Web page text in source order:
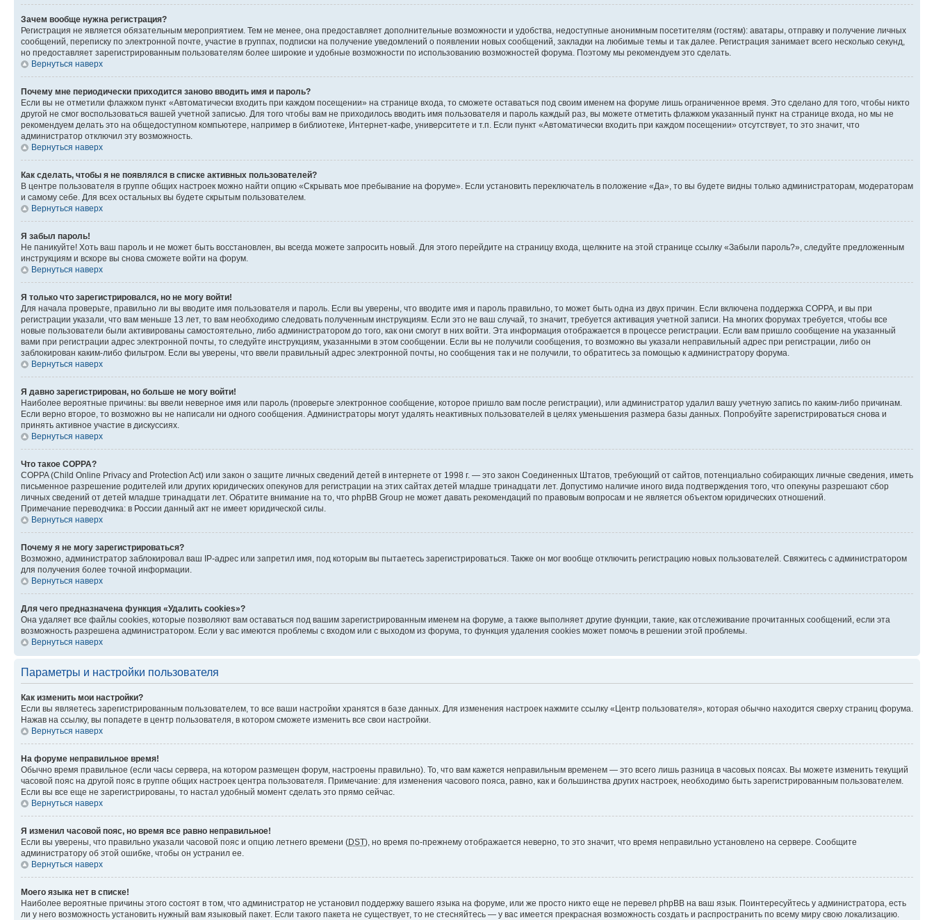
Зачем вообще нужна регистрация?
Регистрация не является обязательным мероприятием. Тем не менее, она предоставляет дополнительные возможности и удобства, недоступные анонимным посетителям (гостям): аватары, отправку и получение личных
сообщений, переписку по электронной почте, участие в группах, подписки на получение уведомлений о появлении новых сообщений, закладки на любимые темы и так далее. Регистрация занимает всего несколько секунд,
но предоставляет зарегистрированным пользователям более широкие и удобные возможности по использованию возможностей форума. Поэтому мы рекомендуем это сделать.
Вернуться наверх
Почему мне периодически приходится заново вводить имя и пароль?
Если вы не отметили флажком пункт «Автоматически входить при каждом посещении» на странице входа, то сможете оставаться под своим именем на форуме лишь ограниченное время. Это сделано для того, чтобы никто
другой не смог воспользоваться вашей учетной записью. Для того чтобы вам не приходилось вводить имя пользователя и пароль каждый раз, вы можете отметить флажком указанный пункт на странице входа, но мы не
рекомендуем делать это на общедоступном компьютере, например в библиотеке, Интернет-кафе, университете и т.п. Если пункт «Автоматически входить при каждом посещении» отсутствует, то это значит, что
администратор отключил эту возможность.
Вернуться наверх
Как сделать, чтобы я не появлялся в списке активных пользователей?
В центре пользователя в группе общих настроек можно найти опцию «Скрывать мое пребывание на форуме». Если установить переключатель в положение «Да», то вы будете видны только администраторам, модераторам
и самому себе. Для всех остальных вы будете скрытым пользователем.
Вернуться наверх
Я забыл пароль!
Не паникуйте! Хоть ваш пароль и не может быть восстановлен, вы всегда можете запросить новый. Для этого перейдите на страницу входа, щелкните на этой странице ссылку «Забыли пароль?», следуйте предложенным
инструкциям и вскоре вы снова сможете войти на форум.
Вернуться наверх
Я только что зарегистрировался, но не могу войти!
Для начала проверьте, правильно ли вы вводите имя пользователя и пароль. Если вы уверены, что вводите имя и пароль правильно, то может быть одна из двух причин. Если включена поддержка COPPA, и вы при
регистрации указали, что вам меньше 13 лет, то вам необходимо следовать полученным инструкциям. Если это не ваш случай, то значит, требуется активация учетной записи. На многих форумах требуется, чтобы все
новые пользователи были активированы самостоятельно, либо администратором до того, как они смогут в них войти. Эта информация отображается в процессе регистрации. Если вам пришло сообщение на указанный
вами при регистрации адрес электронной почты, то следуйте инструкциям, указанными в этом сообщении. Если вы не получили сообщения, то возможно вы указали неправильный адрес при регистрации, либо он
заблокирован каким-либо фильтром. Если вы уверены, что ввели правильный адрес электронной почты, но сообщения так и не получили, то обратитесь за помощью к администратору форума.
Вернуться наверх
Я давно зарегистрирован, но больше не могу войти!
Наиболее вероятные причины: вы ввели неверное имя или пароль (проверьте электронное сообщение, которое пришло вам после регистрации), или администратор удалил вашу учетную запись по каким-либо причинам.
Если верно второе, то возможно вы не написали ни одного сообщения. Администраторы могут удалять неактивных пользователей в целях уменьшения размера базы данных. Попробуйте зарегистрироваться снова и
принять активное участие в дискуссиях.
Вернуться наверх
Что такое COPPA?
COPPA (Child Online Privacy and Protection Act) или закон о защите личных сведений детей в интернете от 1998 г. — это закон Соединенных Штатов, требующий от сайтов, потенциально собирающих личные сведения, иметь
письменное разрешение родителей или других юридических опекунов для регистрации на этих сайтах детей младше тринадцати лет. Допустимо наличие иного вида подтверждения того, что опекуны разрешают сбор
личных сведений от детей младше тринадцати лет. Обратите внимание на то, что phpBB Group не может давать рекомендаций по правовым вопросам и не является объектом юридических отношений.
Примечание переводчика: в России данный акт не имеет юридической силы.
Вернуться наверх
Почему я не могу зарегистрироваться?
Возможно, администратор заблокировал ваш IP-адрес или запретил имя, под которым вы пытаетесь зарегистрироваться. Также он мог вообще отключить регистрацию новых пользователей. Свяжитесь с администратором
для получения более точной информации.
Вернуться наверх
Для чего предназначена функция «Удалить cookies»?
Она удаляет все файлы cookies, которые позволяют вам оставаться под вашим зарегистрированным именем на форуме, а также выполняет другие функции, такие, как отслеживание прочитанных сообщений, если эта
возможность разрешена администратором. Если у вас имеются проблемы с входом или с выходом из форума, то функция удаления cookies может помочь в решении этой проблемы.
Вернуться наверх
Параметры и настройки пользователя
Как изменить мои настройки?
Если вы являетесь зарегистрированным пользователем, то все ваши настройки хранятся в базе данных. Для изменения настроек нажмите ссылку «Центр пользователя», которая обычно находится сверху страниц форума.
Нажав на ссылку, вы попадете в центр пользователя, в котором сможете изменить все свои настройки.
Вернуться наверх
На форуме неправильное время!
Обычно время правильное (если часы сервера, на котором размещен форум, настроены правильно). То, что вам кажется неправильным временем — это всего лишь разница в часовых поясах. Вы можете изменить текущий
часовой пояс на другой пояс в группе общих настроек центра пользователя. Примечание: для изменения часового пояса, равно, как и большинства других настроек, необходимо быть зарегистрированным пользователем.
Если вы все еще не зарегистрированы, то настал удобный момент сделать это прямо сейчас.
Вернуться наверх
Я изменил часовой пояс, но время все равно неправильное!
Если вы уверены, что правильно указали часовой пояс и опцию летнего времени (DST), но время по-прежнему отображается неверно, то это значит, что время неправильно установлено на сервере. Сообщите
администратору об этой ошибке, чтобы он устранил ее.
Вернуться наверх
Моего языка нет в списке!
Наиболее вероятные причины этого состоят в том, что администратор не установил поддержку вашего языка на форуме, или же просто никто еще не перевел phpBB на ваш язык. Поинтересуйтесь у администратора, есть
ли у него возможность установить нужный вам языковый пакет. Если такого пакета не существует, то не стесняйтесь — у вас имеется прекрасная возможность создать и распространить по всему миру свою локализацию.